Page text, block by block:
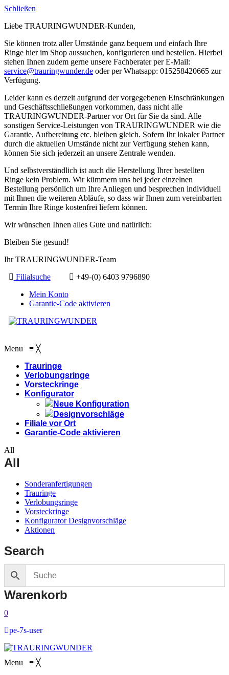
Schließen
Liebe TRAURINGWUNDER-Kunden,
Sie können trotz aller Umstände ganz bequem und einfach Ihre
Ringe hier im Shop aussuchen, konfigurieren und bestellen. Hierbei
stehen Ihnen zudem gerne unsere Fachberater per E-Mail:
service@trauringwunder.de oder per Whatsapp: 015258420665 zur
Verfügung.
Leider kann es derzeit aufgrund der vorgegebenen Einschränkungen
und Geschäftsschließungen vorkommen, dass nicht alle
TRAURINGWUNDER-Partner vor Ort für Sie da sind. Alle
sonstigen Service-Leistungen von TRAURINGWUNDER wie die
Garantie, Aufbereitung etc. bleiben gleich. Sofern Ihr lokaler Partner
durch die aktuellen Umstände nicht zur Verfügung stehen kann,
können Sie sich jederzeit an unsere Zentrale wenden.
Und selbstverständlich ist auch die Herstellung Ihrer bestellten
Ringe kein Problem. Wir kümmern uns bei jeder einzelnen
Bestellung persönlich um Ihre Anliegen und besprechen individuell
mit Ihnen die weiteren Abläufe, so dass wir Ihnen zum vereinbarten
Termin Ihre Ringe kostenfrei liefern können.
Wir wünschen Ihnen alles Gute und natürlich:
Bleiben Sie gesund!
Ihr TRAURINGWUNDER-Team
Filialsuche
+49-(0) 6403 9796890
Mein Konto
Garantie-Code aktivieren
Menu ≡ ╳
Trauringe
Verlobungsringe
Vorsteckringe
Konfigurator
Neue Konfiguration
Designvorschläge
Filiale vor Ort
Garantie-Code aktivieren
All
All
Sonderanfertigungen
Trauringe
Verlobungsringe
Vorsteckringe
Konfigurator Designvorschläge
Aktionen
Search
Warenkorb
0
pe-7s-user
Menu ≡ ╳